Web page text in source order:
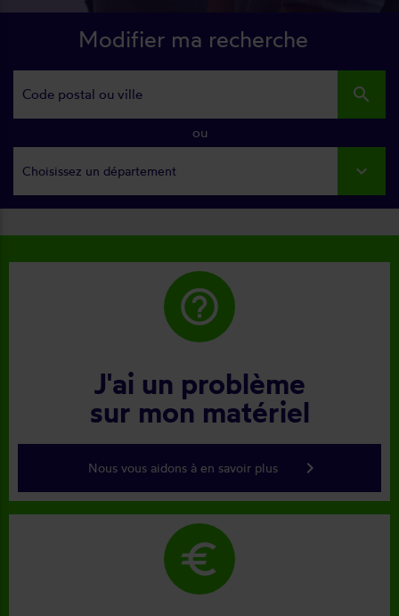
Modifier ma recherche
search
ou
Choisissez un département
help_outline
J'ai un problème
sur mon matériel
Nous vous aidons à en savoir plus keyboard_arrow_right
euro